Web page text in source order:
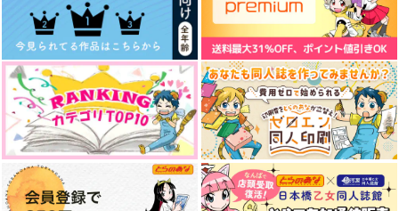
これを「恋」と仮定し
て
おちゃのこさいさい倶
楽部
専売 472円
Dr.STONE
花蜜と体温
skysepia
専売 1,257円（税込）
Dr.STONE
石神千空×あさぎりゲン
たぴゲバース
ごきげんアライグマ
専売 629円（税込）
Dr.STONE
石神千空×あさぎりゲン